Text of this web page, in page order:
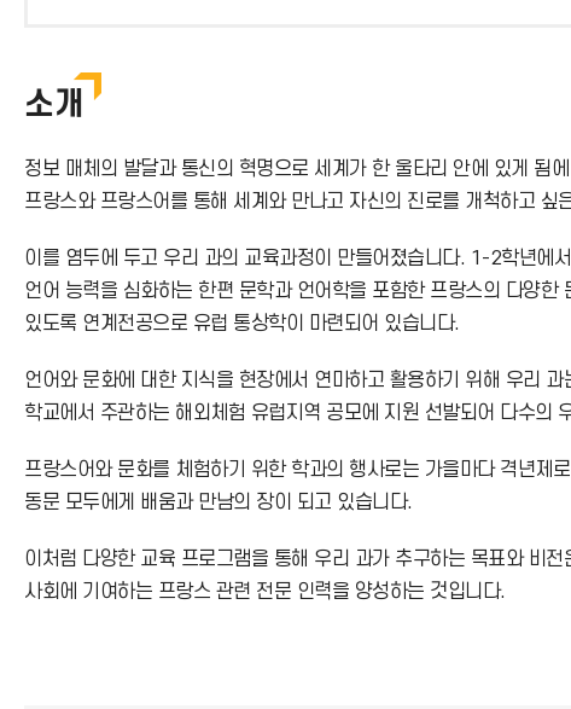
호
소개
정보 매체의 발달과 통신의 혁명으로 세계가 한 울타리 안에 있게 됨
프랑스와 프랑스어를 통해 세계와 만나고 자신의 진로를 개척하고
이를 염두에 두고 우리 과의 교육과정이 만들어졌습니다. 1-2학년에
언어 능력을 심화하는 한편 문학과 언어학을 포함한 프랑스의 다양
있도록 연계전공으로 유럽 통상학이 마련되어 있습니다.
언어와 문화에 대한 지식을 현장에서 연마하고 활용하기 위해 우리
학교에서 주관하는 해외체험 유럽지역 공모에 지원 선발되어 다수의
프랑스어와 문화를 체험하기 위한 학과의 행사로는 가을마다 격년
동문 모두에게 배움과 만남의 장이 되고 있습니다.
이처럼 다양한 교육 프로그램을 통해 우리 과가 추구하는 목표와 비
사회에 기여하는 프랑스 관련 전문 인력을 양성하는 것입니다.